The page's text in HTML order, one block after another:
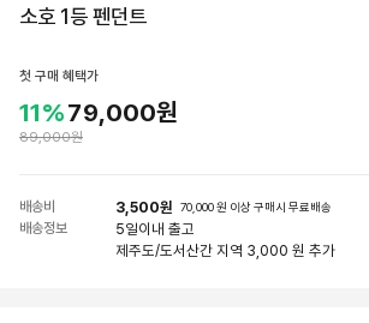
소호 1등 펜던트
첫 구매 혜택가
11%79,000원
89,000원
배송비 3,500원 70,000 원 이상 구매시 무료배송
배송정보 5일이내 출고
제주도/도서산간 지역 3,000 원 추가